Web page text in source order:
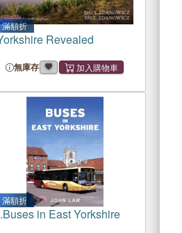
滿額折
Revealed
無庫存
滿額折
Buses in East Yorkshire